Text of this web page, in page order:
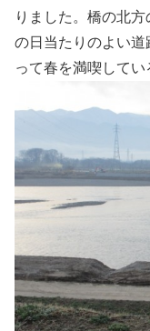
りました。橋の北
の日当たりのよい
って春を満喫してい